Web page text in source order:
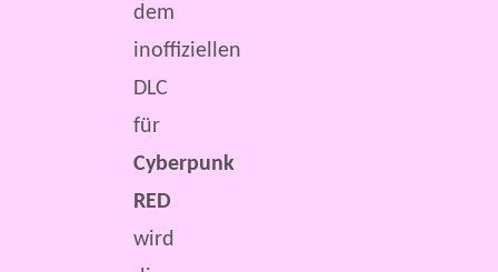
dem
inoffiziellen
DLC
für
Cyberpunk
RED
wird